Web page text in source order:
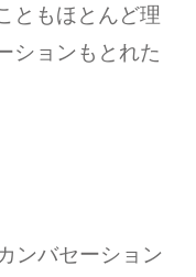
ともほとんど理
ションもとれた
ンバセーション